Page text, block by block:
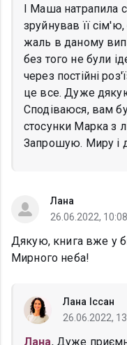
І Маша натрапила
зруйнував її
жаль в даному
без того не були
через постійні
це все. Дуже
Сподіваюся, вам
стосунки Марка з
Запрошую. Миру і
Лана
26.06.2022,
Дякую, книга вже у
Мирного неба!
Лана Іссан
26.06.2022,
Лана, Дуже